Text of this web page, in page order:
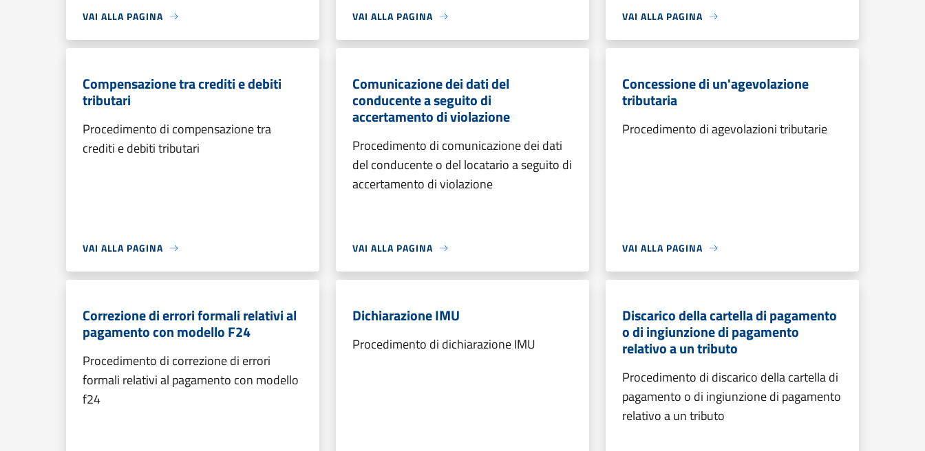
VAI ALLA PAGINA VAI ALLA PAGINA VAI ALLA PAGINA
Compensazione tra crediti e debiti
tributari
Procedimento di compensazione tra
crediti e debiti tributari
VAI ALLA PAGINA
Comunicazione dei dati del
conducente a seguito di
accertamento di violazione
Procedimento di comunicazione dei dati
del conducente o del locatario a seguito di
accertamento di violazione
VAI ALLA PAGINA
Concessione di un'agevolazione
tributaria
Procedimento di agevolazioni tributarie
VAI ALLA PAGINA
Correzione di errori formali relativi al
pagamento con modello F24
Procedimento di correzione di errori
formali relativi al pagamento con modello
f24
Dichiarazione IMU
Procedimento di dichiarazione IMU
Discarico della cartella di pagamento
o di ingiunzione di pagamento
relativo a un tributo
Procedimento di discarico della cartella di
pagamento o di ingiunzione di pagamento
relativo a un tributo